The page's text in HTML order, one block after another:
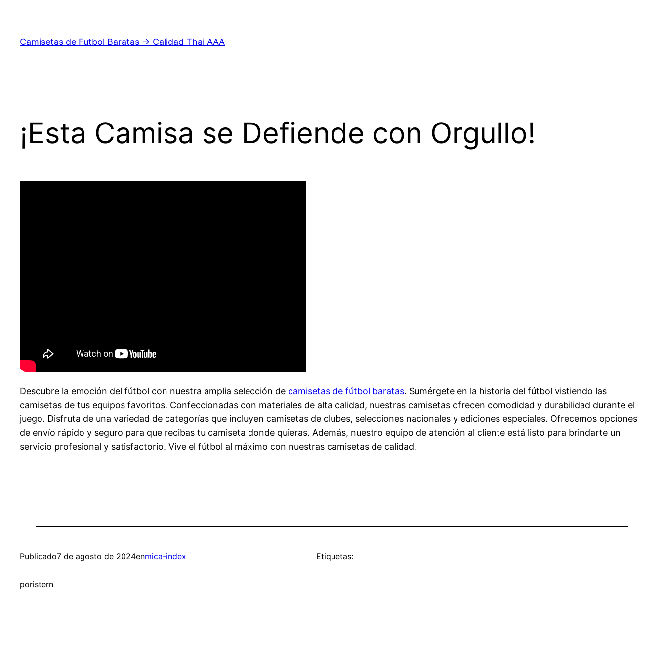
contenido
Camisetas de Futbol Baratas → Calidad Thai AAA
¡Esta Camisa se Defiende con Orgullo!
Descubre la emoción del fútbol con nuestra amplia selección de camisetas de fútbol baratas. Sumérgete en la historia del fútbol vistiendo las
camisetas de tus equipos favoritos. Confeccionadas con materiales de alta calidad, nuestras camisetas ofrecen comodidad y durabilidad durante el
juego. Disfruta de una variedad de categorías que incluyen camisetas de clubes, selecciones nacionales y ediciones especiales. Ofrecemos opciones
de envío rápido y seguro para que recibas tu camiseta donde quieras. Además, nuestro equipo de atención al cliente está listo para brindarte un
servicio profesional y satisfactorio. Vive el fútbol al máximo con nuestras camisetas de calidad.
Publicado7 de agosto de 2024enmica-index
poristern
Etiquetas: